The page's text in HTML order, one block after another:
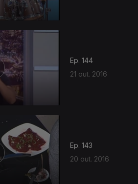
Ep. 144
21 out. 2016
Ep. 143
20 out. 2016